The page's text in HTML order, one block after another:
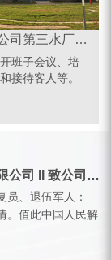
滑县自来水公司第三水厂会议室
班子会议、培
接待客人等。
滑县城市供水有限公司 II 致公司全体转业、复员、退伍军人的一封信
员、退伍军人：
。值此中国人民解
，滑县城市供水有
披戎装、现扎根水